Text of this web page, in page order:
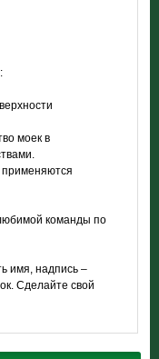
моек в
применяются
команды по
имя, надпись –
Сделайте свой